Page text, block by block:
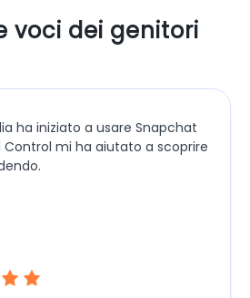
voci dei genitori
ha iniziato a usare Snapchat
Control mi ha aiutato a scoprire